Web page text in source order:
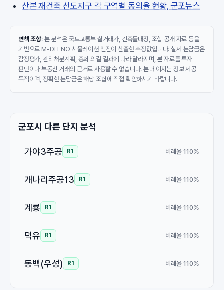
산본 재건축 선도지구 각 구역별 동의율 현황, 군포뉴스
면책 조항: 본 분석은 국토교통부 실거래가, 건축물대장, 조합 공개 자료 등을
기반으로 M-DEENO 시뮬레이션 엔진이 산출한 추정값입니다. 실제 분담금은
감정평가, 관리처분계획, 총회 의결 결과에 따라 달라지며, 본 자료를 투자
판단이나 부동산 거래의 근거로 사용할 수 없습니다. 본 페이지는 정보 제공
목적이며, 정확한 분담금은 해당 조합에 직접 확인하시기 바랍니다.
군포시 다른 단지 분석
가야3주공 R1 비례율 110%
개나리주공13 R1 비례율 110%
계룡 R1 비례율 110%
덕유 R1 비례율 110%
동백(우성) R1 비례율 110%